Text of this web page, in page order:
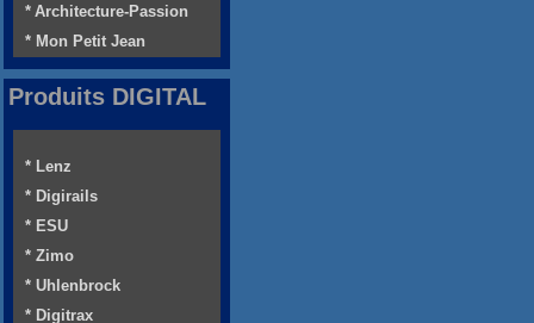
* Architecture-Passion
* Mon Petit Jean
Produits DIGITAL
* Lenz
* Digirails
* ESU
* Zimo
* Uhlenbrock
* Digitrax